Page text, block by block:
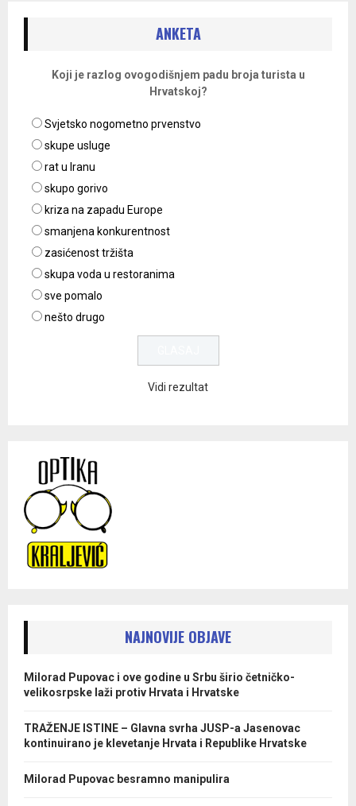
ANKETA
Koji je razlog ovogodišnjem padu broja turista u
Hrvatskoj?
Svjetsko nogometno prvenstvo
skupe usluge
rat u Iranu
skupo gorivo
kriza na zapadu Europe
smanjena konkurentnost
zasićenost tržišta
skupa voda u restoranima
sve pomalo
nešto drugo
Vidi rezultat
NAJNOVIJE OBJAVE
Milorad Pupovac i ove godine u Srbu širio četničko-
velikosrpske laži protiv Hrvata i Hrvatske
TRAŽENJE ISTINE – Glavna svrha JUSP-a Jasenovac
kontinuirano je klevetanje Hrvata i Republike Hrvatske
Milorad Pupovac besramno manipulira